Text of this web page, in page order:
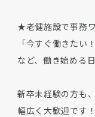
★老健施設で事務
「今すぐ働きたい
など、働き始める
新卒未経験の方も
幅広く大歓迎です！